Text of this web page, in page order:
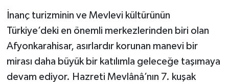
İnanç turizminin ve Mevlevi kültürünün
Türkiye’deki en önemli merkezlerinden biri olan
Afyonkarahisar, asırlardır korunan manevi bir
mirası daha büyük bir katılımla geleceğe taşımaya
devam ediyor. Hazreti Mevlânâ’nın 7. kuşak